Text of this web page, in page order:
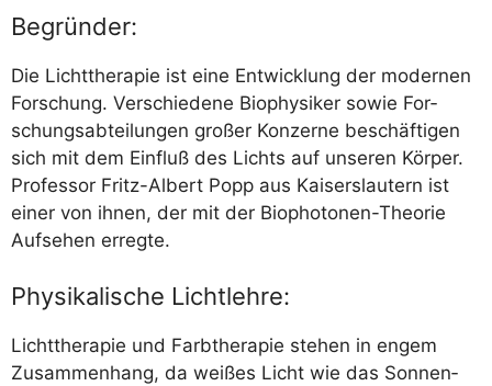
Begründer:
Die Licht­the­ra­pie ist eine Ent­wick­lung der moder­nen
For­schung. Ver­schie­de­ne Bio­phy­si­ker sowie For­
schungs­ab­tei­lun­gen gro­ßer Kon­zer­ne beschäf­ti­gen
sich mit dem Ein­fluß des Lichts auf unse­ren Kör­per.
Pro­fes­sor Fritz-Albert Popp aus Kai­sers­lau­tern ist
einer von ihnen, der mit der Bio­pho­to­nen-Theo­rie
Auf­se­hen erregte.
Physikalische Lichtlehre:
Licht­the­ra­pie und Farb­the­ra­pie ste­hen in engem
Zusam­men­hang, da wei­ßes Licht wie das Son­nen­